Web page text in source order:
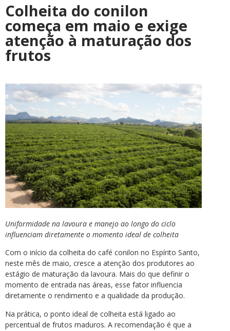
Colheita do conilon
começa em maio e exige
atenção à maturação dos
frutos
Uniformidade na lavoura e manejo ao longo do ciclo
influenciam diretamente o momento ideal de colheita
Com o início da colheita do café conilon no Espírito Santo,
neste mês de maio, cresce a atenção dos produtores ao
estágio de maturação da lavoura. Mais do que definir o
momento de entrada nas áreas, esse fator influencia
diretamente o rendimento e a qualidade da produção.
Na prática, o ponto ideal de colheita está ligado ao
percentual de frutos maduros. A recomendação é que a